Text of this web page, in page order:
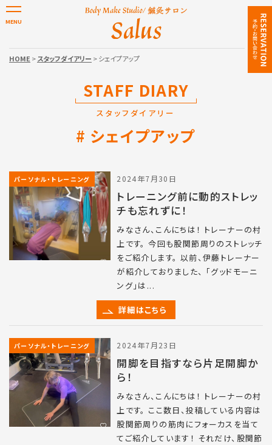
HOME >スタッフダイアリー > シェイプアップ
STAFF DIARY
スタッフダイアリー
シェイプアップ
パーソナル・トレーニング 2024年7月30日
トレーニング前に動的ストレッ
チも忘れずに！
みなさん、こんにちは！ トレーナーの村
上です。 今回も股関節周りのストレッチ
をご紹介します。 以前、伊藤トレーナー
が紹介しておりました、 「グッドモーニ
ング」は...
詳細はこちら
パーソナル・トレーニング 2024年7月23日
開脚を目指すなら片足開脚か
ら！
みなさん、こんにちは！ トレーナーの村
上です。 ここ数日、投稿している内容は
股関節周りの筋肉にフォーカスを当て
てご紹介しています！ それだけ、股関節